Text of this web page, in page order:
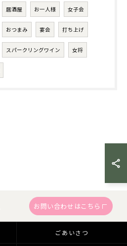
居酒屋 お一人様 女子会
おつまみ 宴会 打ち上げ
スパークリングワイン 女将
お問い合わせはこちら
ごあいさつ